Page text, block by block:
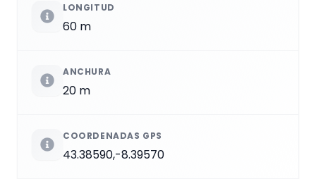
LONGITUD
60 m
ANCHURA
20 m
COORDENADAS GPS
43.38590,-8.39570